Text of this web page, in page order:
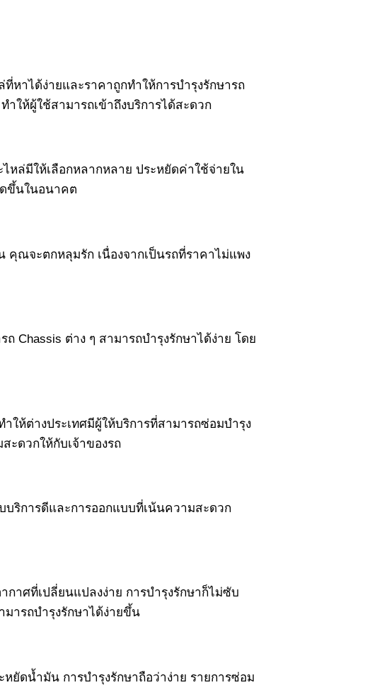
หาได้ง่ายและราคาถูกทำให้การบำรุงรักษารถ
ำให้ผู้ใช้สามารถเข้าถึงบริการได้สะดวก
หล่มีให้เลือกหลากหลาย ประหยัดค่าใช้จ่ายใน
ดขึ้นในอนาคต
คุณจะตกหลุมรัก เนื่องจากเป็นรถที่ราคาไม่แพง
Chassis ต่าง ๆ สามารถบำรุงรักษาได้ง่าย โดย
ห้ต่างประเทศมีผู้ให้บริการที่สามารถซ่อมบำรุง
ะดวกให้กับเจ้าของรถ
บริการดีและการออกแบบที่เน้นความสะดวก
กาศที่เปลี่ยนแปลงง่าย การบำรุงรักษาก็ไม่ซับ
ารถบำรุงรักษาได้ง่ายขึ้น
ยัดน้ำมัน การบำรุงรักษาถือว่าง่าย รายการซ่อม